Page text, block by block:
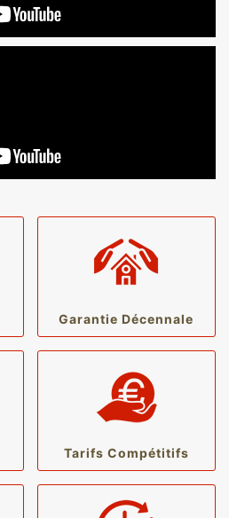
Garantie Décennale
Tarifs Compétitifs